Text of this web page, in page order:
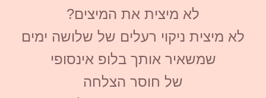
לא מיצית את המיצים?
לא מיצית ניקוי רעלים של שלושה ימים
שמשאיר אותך בלופ אינסופי
של חוסר הצלחה